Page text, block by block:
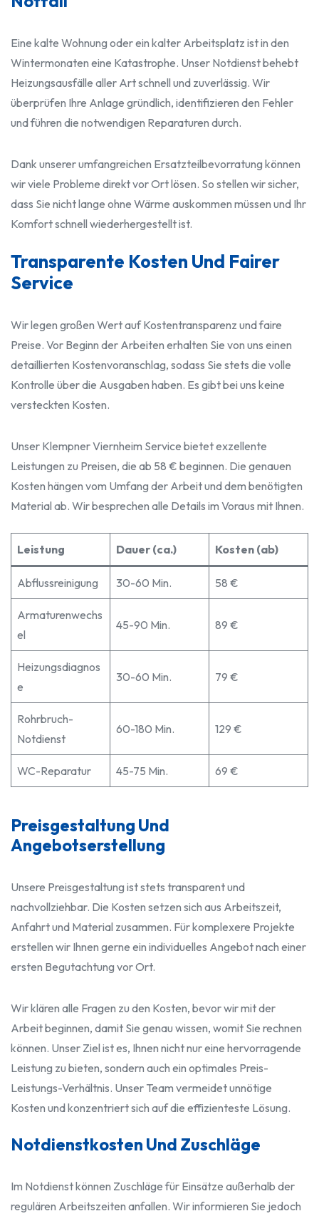
Eine kalte Wohnung oder ein kalter Arbeitsplatz ist in den
Wintermonaten eine Katastrophe. Unser Notdienst behebt
Heizungsausfälle aller Art schnell und zuverlässig. Wir
überprüfen Ihre Anlage gründlich, identifizieren den Fehler
und führen die notwendigen Reparaturen durch.
Dank unserer umfangreichen Ersatzteilbevorratung können
wir viele Probleme direkt vor Ort lösen. So stellen wir sicher,
dass Sie nicht lange ohne Wärme auskommen müssen und Ihr
Komfort schnell wiederhergestellt ist.
Transparente Kosten Und Fairer
Service
Wir legen großen Wert auf Kostentransparenz und faire
Preise. Vor Beginn der Arbeiten erhalten Sie von uns einen
detaillierten Kostenvoranschlag, sodass Sie stets die volle
Kontrolle über die Ausgaben haben. Es gibt bei uns keine
versteckten Kosten.
Unser Klempner Viernheim Service bietet exzellente
Leistungen zu Preisen, die ab 58 € beginnen. Die genauen
Kosten hängen vom Umfang der Arbeit und dem benötigten
Material ab. Wir besprechen alle Details im Voraus mit Ihnen.
Leistung Dauer (ca.) Kosten (ab)
Abflussreinigung 30-60 Min. 58 €
Armaturenwechs
el
45-90 Min. 89 €
Heizungsdiagnos
e
30-60 Min. 79 €
Rohrbruch-
Notdienst
60-180 Min. 129 €
WC-Reparatur 45-75 Min. 69 €
Preisgestaltung Und
Angebotserstellung
Unsere Preisgestaltung ist stets transparent und
nachvollziehbar. Die Kosten setzen sich aus Arbeitszeit,
Anfahrt und Material zusammen. Für komplexere Projekte
erstellen wir Ihnen gerne ein individuelles Angebot nach einer
ersten Begutachtung vor Ort.
Wir klären alle Fragen zu den Kosten, bevor wir mit der
Arbeit beginnen, damit Sie genau wissen, womit Sie rechnen
können. Unser Ziel ist es, Ihnen nicht nur eine hervorragende
Leistung zu bieten, sondern auch ein optimales Preis-
Leistungs-Verhältnis. Unser Team vermeidet unnötige
Kosten und konzentriert sich auf die effizienteste Lösung.
Notdienstkosten Und Zuschläge
Im Notdienst können Zuschläge für Einsätze außerhalb der
regulären Arbeitszeiten anfallen. Wir informieren Sie jedoch